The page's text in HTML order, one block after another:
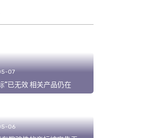
07
”已无效 相关产品仍在
06